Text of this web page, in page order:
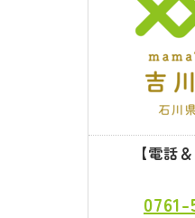
【電話